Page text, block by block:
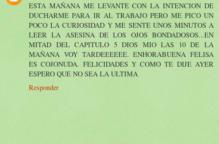
ESTA MAÑANA ME LEVANTE CON LA INTENCION DE
DUCHARME PARA IR AL TRABAJO PERO ME PICO UN
POCO LA CURIOSIDAD Y ME SENTE UNOS MINUTOS A
LEER LA ASESINA DE LOS OJOS BONDADOSOS...EN
MITAD DEL CAPITULO 5 DIOS MIO LAS 10 DE LA
MAÑANA VOY TARDEEEEEE. ENHORABUENA FELISA
ES COJONUDA. FELICIDADES Y COMO TE DIJE AYER
ESPERO QUE NO SEA LA ULTIMA
Responder